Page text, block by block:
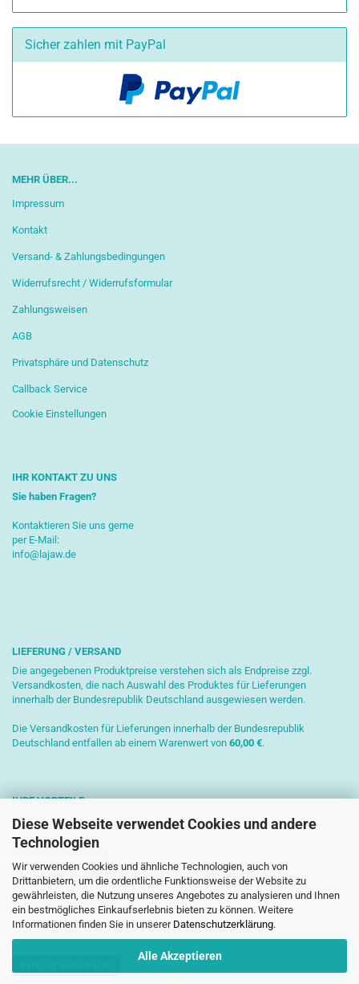
Diese Webseite verwendet Cookies und andere
Technologien
Wir verwenden Cookies und ähnliche Technologien, auch von
Drittanbietern, um die ordentliche Funktionsweise der Website zu
gewährleisten, die Nutzung unseres Angebotes zu analysieren und Ihnen
ein bestmögliches Einkaufserlebnis bieten zu können. Weitere
Informationen finden Sie in unserer Datenschutzerklärung.
Alle Akzeptieren
Sicher zahlen mit PayPal
MEHR ÜBER...
Impressum
Kontakt
Versand- & Zahlungsbedingungen
Widerrufsrecht / Widerrufsformular
Zahlungsweisen
AGB
Privatsphäre und Datenschutz
Callback Service
Cookie Einstellungen
IHR KONTAKT ZU UNS
Sie haben Fragen?
Kontaktieren Sie uns gerne
per E-Mail:
info@lajaw.de
LIEFERUNG / VERSAND
Die angegebenen Produktpreise verstehen sich als Endpreise zzgl.
Versandkosten, die nach Auswahl des Produktes für Lieferungen
innerhalb der Bundesrepublik Deutschland ausgewiesen werden.
Die Versandkosten für Lieferungen innerhalb der Bundesrepublik
Deutschland entfallen ab einem Warenwert von 60,00 €.
IHRE VORTEILE
Sichere Zahlung mit SSL-Verschlüsselung
Kostenlose Beratung
Schnelle Versendung
Paketversand mit DHL